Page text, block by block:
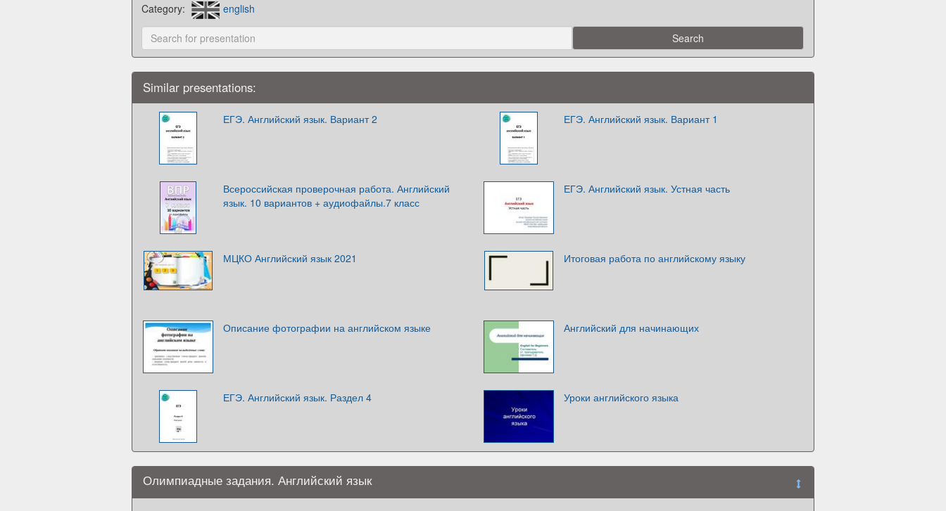
Category: english
Similar presentations:
ЕГЭ. Английский язык. Вариант 2 ЕГЭ. Английский язык. Вариант 1
Всероссийская проверочная работа. Английский
язык. 10 вариантов + аудиофайлы.7 класс
ЕГЭ. Английский язык. Устная часть
МЦКО Английский язык 2021 Итоговая работа по английскому языку
Описание фотографии на английском языке Английский для начинающих
ЕГЭ. Английский язык. Раздел 4 Уроки английского языка
Олимпиадные задания. Английский язык